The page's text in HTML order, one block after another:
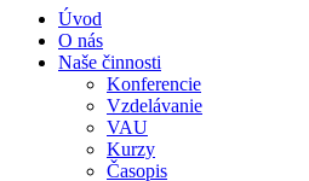
Úvod
O nás
Naše činnosti
Konferencie
Vzdelávanie
VAU
Kurzy
Časopis